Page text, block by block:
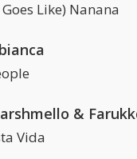
Like) Nanana
&
Vida